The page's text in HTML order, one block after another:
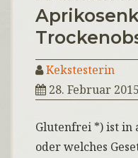
Kekstesterin
28. Februar 2015
Glutenfrei *) ist in
oder welches